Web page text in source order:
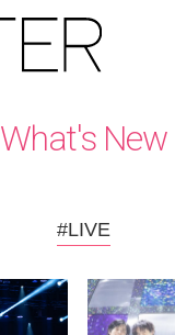
What's New
#LIVE